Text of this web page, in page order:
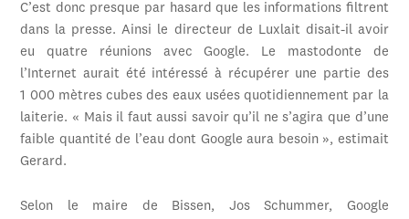
C’est donc presque par hasard que les informations filtrent
dans la presse. Ainsi le directeur de Luxlait disait-il avoir
eu quatre réunions avec Google. Le mastodonte de
l’Internet aurait été intéressé à récupérer une partie des
1 000 mètres cubes des eaux usées quotidiennement par la
laiterie. « Mais il faut aussi savoir qu’il ne s’agira que d’une
faible quantité de l’eau dont Google aura besoin », estimait
Gerard.
Selon le maire de Bissen, Jos Schummer, Google